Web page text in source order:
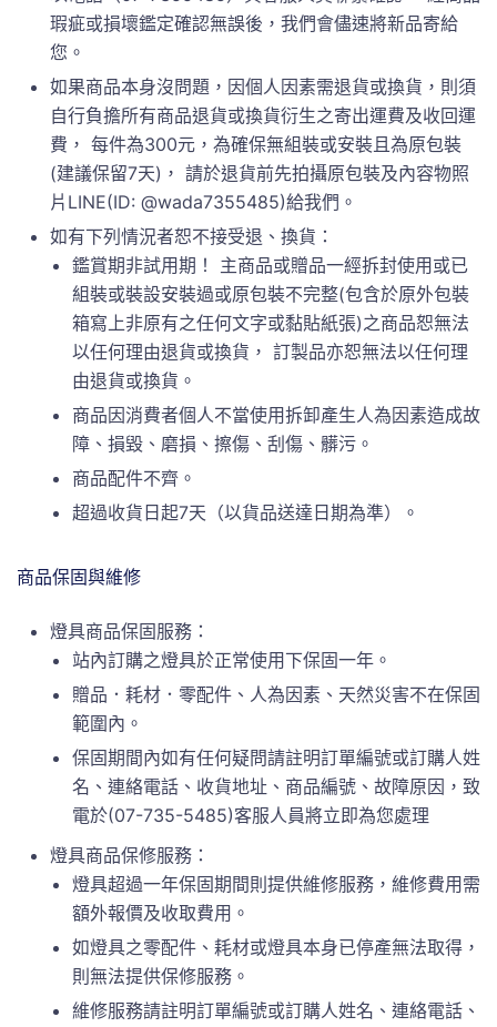
瑕疵或損壞鑑定確認無誤後，我們會儘速將新品寄給
您。
如果商品本身沒問題，因個人因素需退貨或換貨，則須
自行負擔所有商品退貨或換貨衍生之寄出運費及收回運
費， 每件為300元，為確保無組裝或安裝且為原包裝
(建議保留7天)， 請於退貨前先拍攝原包裝及內容物照
片LINE(ID: @wada7355485)給我們。
如有下列情況者恕不接受退、換貨：
鑑賞期非試用期！ 主商品或贈品一經拆封使用或已
組裝或裝設安裝過或原包裝不完整(包含於原外包裝
箱寫上非原有之任何文字或黏貼紙張)之商品恕無法
以任何理由退貨或換貨， 訂製品亦恕無法以任何理
由退貨或換貨。
商品因消費者個人不當使用拆卸產生人為因素造成故
障、損毀、磨損、擦傷、刮傷、髒污。
商品配件不齊。
超過收貨日起7天（以貨品送達日期為準）。
商品保固與維修
燈具商品保固服務：
站內訂購之燈具於正常使用下保固一年。
贈品．耗材．零配件、人為因素、天然災害不在保固
範圍內。
保固期間內如有任何疑問請註明訂單編號或訂購人姓
名、連絡電話、收貨地址、商品編號、故障原因，致
電於(07-735-5485)客服人員將立即為您處理
燈具商品保修服務：
燈具超過一年保固期間則提供維修服務，維修費用需
額外報價及收取費用。
如燈具之零配件、耗材或燈具本身已停產無法取得，
則無法提供保修服務。
維修服務請註明訂單編號或訂購人姓名、連絡電話、